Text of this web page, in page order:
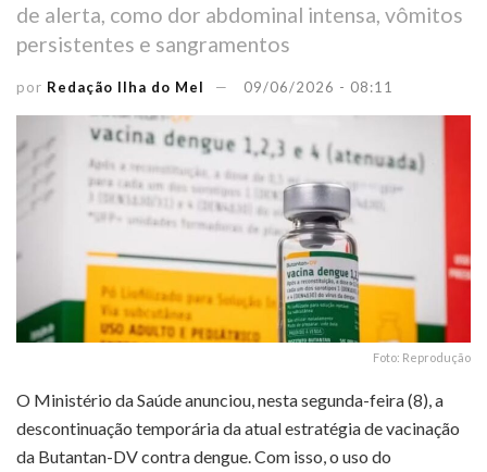
de alerta, como dor abdominal intensa, vômitos
persistentes e sangramentos
por Redação Ilha do Mel 09/06/2026 - 08:11
Foto: Reprodução
O Ministério da Saúde anunciou, nesta segunda-feira (8), a
descontinuação temporária da atual estratégia de vacinação
da Butantan-DV contra dengue. Com isso, o uso do